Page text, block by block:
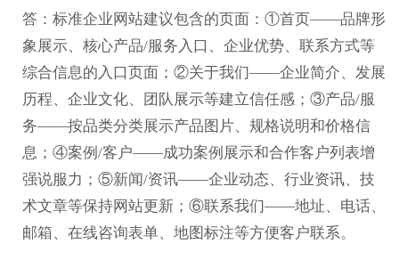
答：标准企业网站建议包含的页面：①首页——品牌形
象展示、核心产品/服务入口、企业优势、联系方式等
综合信息的入口页面；②关于我们——企业简介、发展
历程、企业文化、团队展示等建立信任感；③产品/服
务——按品类分类展示产品图片、规格说明和价格信
息；④案例/客户——成功案例展示和合作客户列表增
强说服力；⑤新闻/资讯——企业动态、行业资讯、技
术文章等保持网站更新；⑥联系我们——地址、电话、
邮箱、在线咨询表单、地图标注等方便客户联系。